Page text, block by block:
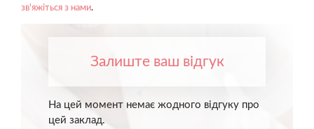
зв'яжіться з нами.
Залиште ваш відгук
На цей момент немає жодного відгуку про
цей заклад.